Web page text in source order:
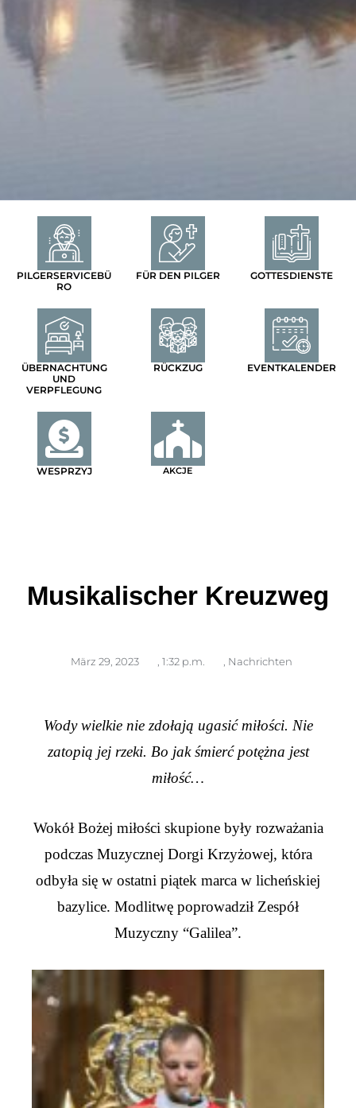
PILGERSERVICEBÜ
RO
FÜR DEN PILGER GOTTESDIENSTE
ÜBERNACHTUNG
UND
VERPFLEGUNG
RÜCKZUG EVENTKALENDER
WESPRZYJ AKCJE
Musikalischer Kreuzweg
März 29, 2023 , 1:32 p.m. , Nachrichten
Wody wielkie nie zdołają ugasić miłości. Nie
zatopią jej rzeki. Bo jak śmierć potężna jest
miłość…
Wokół Bożej miłości skupione były rozważania
podczas Muzycznej Dorgi Krzyżowej, która
odbyła się w ostatni piątek marca w licheńskiej
bazylice. Modlitwę poprowadził Zespół
Muzyczny “Galilea”.